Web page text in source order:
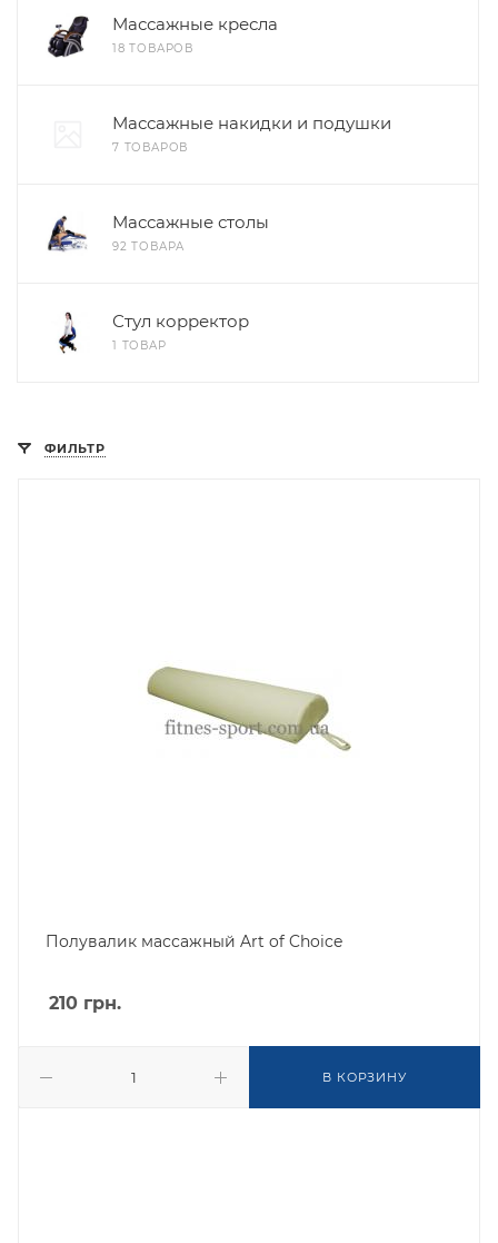
Массажные кресла
18 ТОВАРОВ
Массажные накидки и подушки
7 ТОВАРОВ
Массажные столы
92 ТОВАРА
Стул корректор
1 ТОВАР
ФИЛЬТР
Полувалик массажный Art of Choice
210 грн.
В КОРЗИНУ